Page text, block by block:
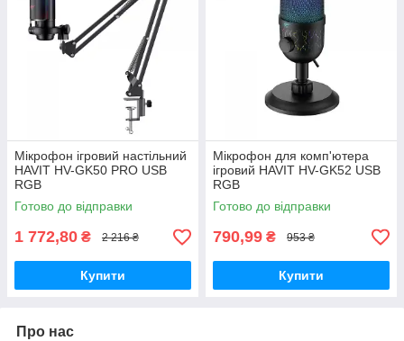
Мікрофон ігровий настільний
HAVIT HV-GK50 PRO USB
RGB
Готово до відправки
1 772,80 ₴ 2 216 ₴
Купити
Мікрофон для комп'ютера
ігровий HAVIT HV-GK52 USB
RGB
Готово до відправки
790,99 ₴ 953 ₴
Купити
Про нас